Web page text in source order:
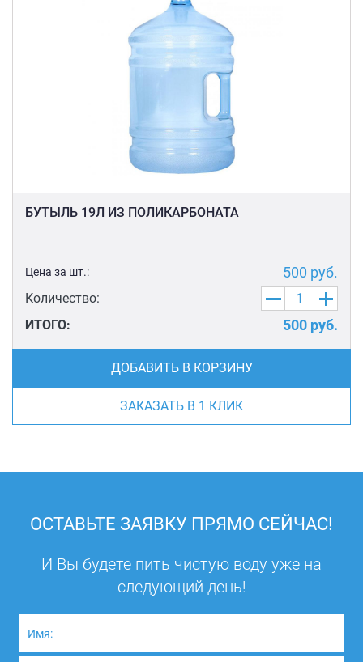
БУТЫЛЬ 19Л ИЗ ПОЛИКАРБОНАТА
Цена за шт.: 500 руб.
Количество:
ИТОГО:
500 руб.
ДОБАВИТЬ В КОРЗИНУ
ЗАКАЗАТЬ В 1 КЛИК
ОСТАВЬТЕ ЗАЯВКУ ПРЯМО СЕЙЧАС!
И Вы будете пить чистую воду уже на
следующий день!